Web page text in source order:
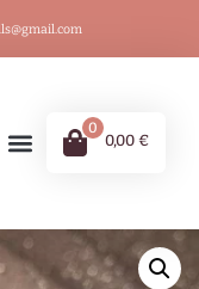
0
0,00 €